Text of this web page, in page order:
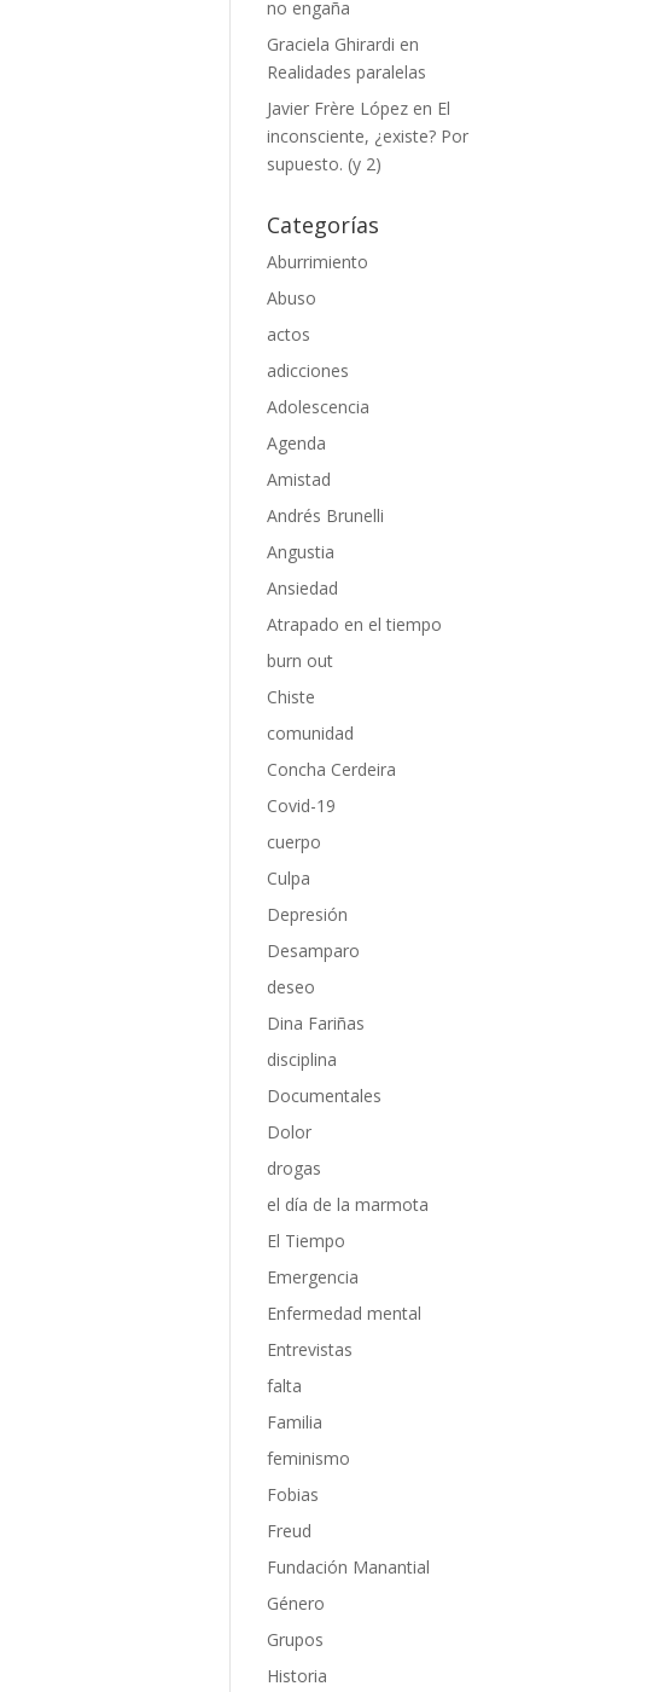
no engaña
Graciela Ghirardi en
Realidades paralelas
Javier Frère López en El
inconsciente, ¿existe? Por
supuesto. (y 2)
Categorías
Aburrimiento
Abuso
actos
adicciones
Adolescencia
Agenda
Amistad
Andrés Brunelli
Angustia
Ansiedad
Atrapado en el tiempo
burn out
Chiste
comunidad
Concha Cerdeira
Covid-19
cuerpo
Culpa
Depresión
Desamparo
deseo
Dina Fariñas
disciplina
Documentales
Dolor
drogas
el día de la marmota
El Tiempo
Emergencia
Enfermedad mental
Entrevistas
falta
Familia
feminismo
Fobias
Freud
Fundación Manantial
Género
Grupos
Historia